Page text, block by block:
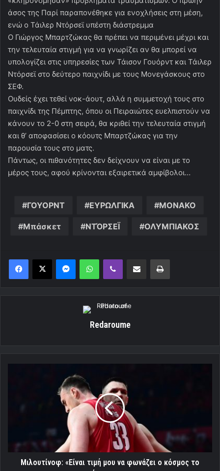
άσος της Παρί παραπονέθηκε για ενοχλήσεις στη μέση,
ενώ ο Τάιλερ Ντόρσεϊ υπέστη διάστρεμμα
Ο Γιώργος Μπαρτζώκας θα πρέπει να περιμένει μέχρι και
την τελευταία στιγμή για να γνωρίζει αν θα μπορεί να
υπολογίζει στις υπηρεσίες των Τάισον Γουόρντ και Τάιλερ
Ντόρσεϊ στο δεύτερο παιχνίδι με τους Μονεγάσκους στο
ΣΕΦ.
Ουδείς έχει τεθεί νοκ-άουτ, αλλά η συμμετοχή τους στο
παιχνίδι της Πέμπτης, όπου οι Πειραιώτες ευελπιστούν να
κάνουν το 2-0 στη σειρά, θα κριθεί την τελευταία στιγμή
και θ’ αποφασίσει ο κόουτς Μπαρτζώκας για την
παρουσία τους στο ματς.
Πάντως, οι πιθανότητες δεν δείχνουν να είναι με το
μέρος τους, αφού κρίνονται εξαιρετικά αμφίβολοι…
ΓΟΥΟΡΝΤ ΕΥΡΩΛΓΙΚΑ ΜΟΝΑΚΟ
Μπάσκετ ΝΤΌΡΣΕΪ ΟΛΥΜΠΙΑΚΟΣ
MessengerWhatsAppViber Κοινοποίηση μέσω ηλεκτρονικού ταχυδρομείουΕκτύπωση
Redaroume
το
όνομαΜιλουτίνοφ: «Είναι τιμή μου να φωνάζει ο κόσμος το